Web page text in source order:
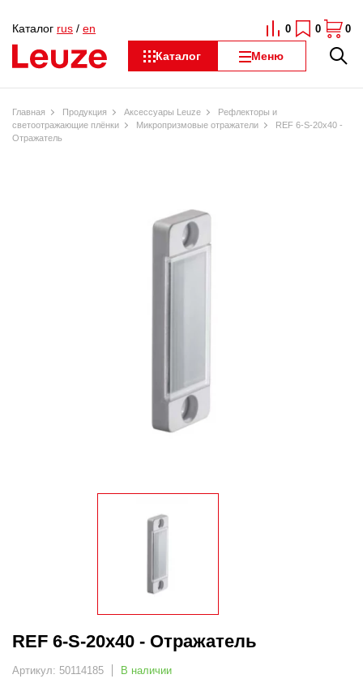
Каталог Меню
Каталог rus / en 0 0 0
Главная Продукция Аксессуары Leuze
Рефлекторы и
светоотражающие плёнки
Микропризмовые отражатели
REF 6-S-20x40 -
Отражатель
REF 6-S-20x40 - Отражатель
Артикул: 50114185 В наличии